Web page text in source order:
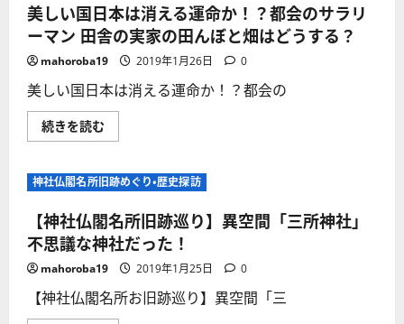
美しい国日本は消える運命か！？都会のサラリ
ーマン 田舎の実家の田んぼと畑はどうする？
mahoroba19 2019年1月26日 0
美しい国日本は消える運命か！？都会の
続きを読む
し
日
本
消
え
る
運
命
か！？
都
会
の
神社仏閣名所旧跡めぐり・歴史探訪
【神社仏閣名所旧跡巡り】異空間「三所神社」
不思議な神社だった！
mahoroba19 2019年1月25日 0
【神社仏閣名所お旧跡巡り】異空間「三